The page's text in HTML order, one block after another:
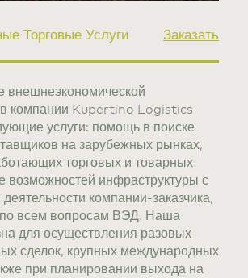
Торговые Услуги Заказать
внешнеэкономической
в компании Kupertino Logistics
услуги: помощь в поиске
на зарубежных рынках,
торговых и товарных
возможностей инфраструктуры с
компании-заказчика,
по всем вопросам ВЭД. Наша
для осуществления разовых
сделок, крупных международных
при планировании выхода на